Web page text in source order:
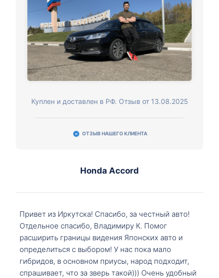
Куплен и доставлен в РФ. Отзыв от 13.08.2025
ОТЗЫВ НАШЕГО КЛИЕНТА
Honda Accord
Привет из Иркутска! Спасибо, за честный авто!
Отдельное спасибо, Владимиру К. Помог
расширить границы видения Японских авто и
определиться с выбором! У нас пока мало
гибридов, в основном приусы, народ подходит,
спрашивает, что за зверь такой))) Очень удобный